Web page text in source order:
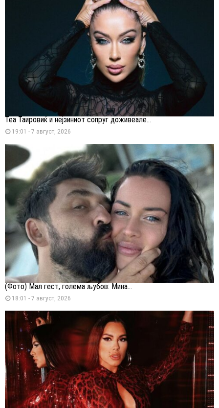
Теа Таировиќ и нејзиниот сопруг доживеале...
19:01 - 7 август, 2026
(Фото) Мал гест, голема љубов: Мина...
18:01 - 7 август, 2026